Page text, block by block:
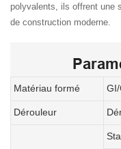
polyvalents, ils offrent une
de construction moderne.
Matériau formé GI/
Dérouleur